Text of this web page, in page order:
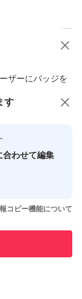
しい場所に保
き おつまみ
ツ ハイオレイ
ザーにバッジを
ーです
績があります
ります
への質問
す
合わせて編集
コピー機能について